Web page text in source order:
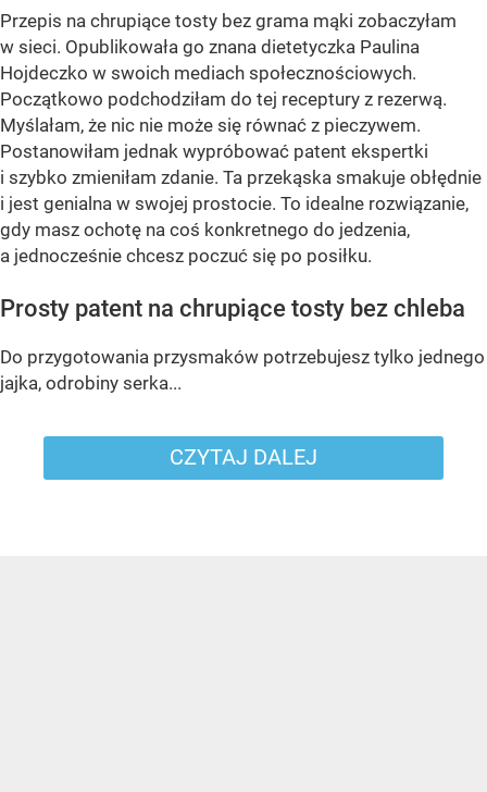
Przepis na chrupiące tosty bez grama mąki zobaczyłam
w sieci. Opublikowała go znana dietetyczka Paulina
Hojdeczko w swoich mediach społecznościowych.
Początkowo podchodziłam do tej receptury z rezerwą.
Myślałam, że nic nie może się równać z pieczywem.
Postanowiłam jednak wypróbować patent ekspertki
i szybko zmieniłam zdanie. Ta przekąska smakuje obłędnie
i jest genialna w swojej prostocie. To idealne rozwiązanie,
gdy masz ochotę na coś konkretnego do jedzenia,
a jednocześnie chcesz poczuć się po posiłku.
Prosty patent na chrupiące tosty bez chleba
Do przygotowania przysmaków potrzebujesz tylko jednego
jajka, odrobiny serka...
CZYTAJ DALEJ